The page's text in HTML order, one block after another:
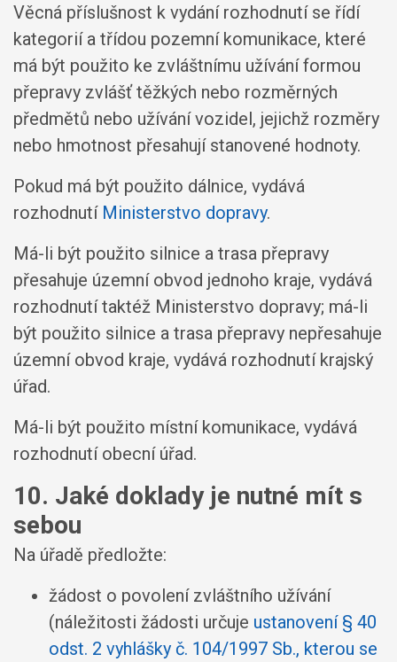
Věcná příslušnost k vydání rozhodnutí se řídí
kategorií a třídou pozemní komunikace, které
má být použito ke zvláštnímu užívání formou
přepravy zvlášť těžkých nebo rozměrných
předmětů nebo užívání vozidel, jejichž rozměry
nebo hmotnost přesahují stanovené hodnoty.
Pokud má být použito dálnice, vydává
rozhodnutí Ministerstvo dopravy.
Má-li být použito silnice a trasa přepravy
přesahuje územní obvod jednoho kraje, vydává
rozhodnutí taktéž Ministerstvo dopravy; má-li
být použito silnice a trasa přepravy nepřesahuje
územní obvod kraje, vydává rozhodnutí krajský
úřad.
Má-li být použito místní komunikace, vydává
rozhodnutí obecní úřad.
10. Jaké doklady je nutné mít s
sebou
Na úřadě předložte:
žádost o povolení zvláštního užívání
(náležitosti žádosti určuje ustanovení § 40
odst. 2 vyhlášky č. 104/1997 Sb., kterou se